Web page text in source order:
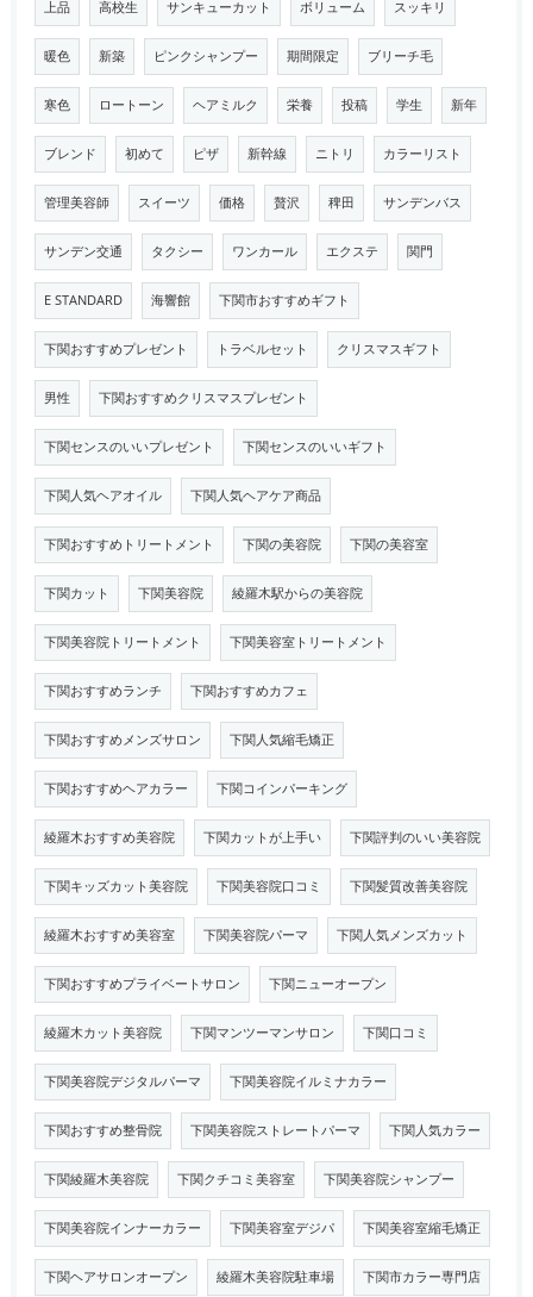
上品 高校生 サンキューカット ボリューム スッキリ
暖色 新築 ピンクシャンプー 期間限定 ブリーチ毛
寒色 ロートーン ヘアミルク 栄養 投稿 学生 新年
ブレンド 初めて ピザ 新幹線 ニトリ カラーリスト
管理美容師 スイーツ 価格 贅沢 稗田 サンデンバス
サンデン交通 タクシー ワンカール エクステ 関門
E STANDARD 海響館 下関市おすすめギフト
下関おすすめプレゼント トラベルセット クリスマスギフト
男性 下関おすすめクリスマスプレゼント
下関センスのいいプレゼント 下関センスのいいギフト
下関人気ヘアオイル 下関人気ヘアケア商品
下関おすすめトリートメント 下関の美容院 下関の美容室
下関カット 下関美容院 綾羅木駅からの美容院
下関美容院トリートメント 下関美容室トリートメント
下関おすすめランチ 下関おすすめカフェ
下関おすすめメンズサロン 下関人気縮毛矯正
下関おすすめヘアカラー 下関コインパーキング
綾羅木おすすめ美容院 下関カットが上手い 下関評判のいい美容院
下関キッズカット美容院 下関美容院口コミ 下関髪質改善美容院
綾羅木おすすめ美容室 下関美容院パーマ 下関人気メンズカット
下関おすすめプライベートサロン 下関ニューオープン
綾羅木カット美容院 下関マンツーマンサロン 下関口コミ
下関美容院デジタルパーマ 下関美容院イルミナカラー
下関おすすめ整骨院 下関美容院ストレートパーマ 下関人気カラー
下関綾羅木美容院 下関クチコミ美容室 下関美容院シャンプー
下関美容院インナーカラー 下関美容室デジパ 下関美容室縮毛矯正
下関ヘアサロンオープン 綾羅木美容院駐車場 下関市カラー専門店